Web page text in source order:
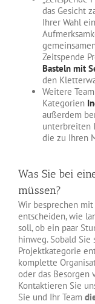
das Gesicht
Ihrer Wahl
Zeitspende
Basteln mit
den
Weitere
Kategorien
außerdem
unterbreiten
die zu Ihren
Was Sie bei
müssen?
Wir besprechen
entscheiden, wie
soll, ob ein paar
hinweg. Sobald
Projektkategorie
komplette
oder das
Kontaktieren Sie
Sie und Ihr Team